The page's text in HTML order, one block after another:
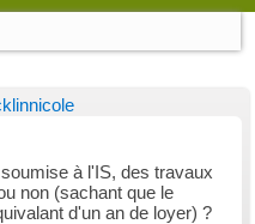
à l'IS, des travaux
non (sachant que le
d'un an de loyer) ?